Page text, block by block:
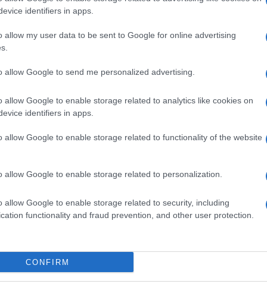
identifiers in apps.
allow my user data to be sent to Google for online advertising
allow Google to send me personalized advertising.
allow Google to enable storage related to analytics like cookies on
identifiers in apps.
allow Google to enable storage related to functionality of the website
allow Google to enable storage related to personalization.
allow Google to enable storage related to security, including
functionality and fraud prevention, and other user protection.
CONFIRM
kazensko odgovoren za javno spodbujanje sovraštva, nasilja ali
vsebinami bodo odstranjeni. Pravila komentiranja →